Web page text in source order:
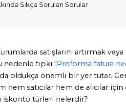
Sıkça Sorulan Sorular
satışlarını artırmak
tıpkı “Proforma fatura
oldukça önemli bir yer tutar.
hem satıcılar hem de alıcılar
iskonto türleri nelerdir?